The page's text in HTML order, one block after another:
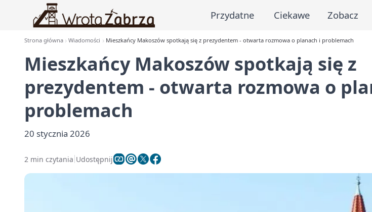
Przydatne Ciekawe Zobacz
Strona główna Wiadomości Mieszkańcy Makoszów spotkają się z prezydentem - otwarta rozmowa o planach i problemach
Mieszkańcy Makoszów spotkają się z
prezydentem - otwarta rozmowa o
problemach
20 stycznia 2026
2 min czytania Udostępnij